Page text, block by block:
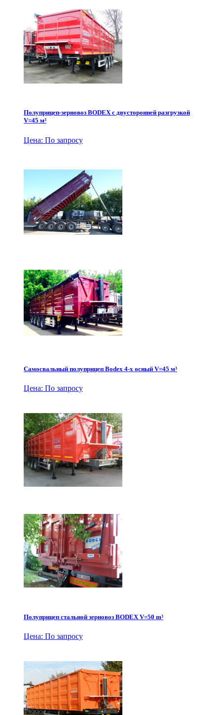
Полуприцеп-зерновоз BODEX с двусторонней разгрузкой
V=45 м³
Цена: По запросу
Самосвальный полуприцеп Bodex 4-х осный V=45 м³
Цена: По запросу
Полуприцеп стальной зерновоз BODEX V=50 m³
Цена: По запросу